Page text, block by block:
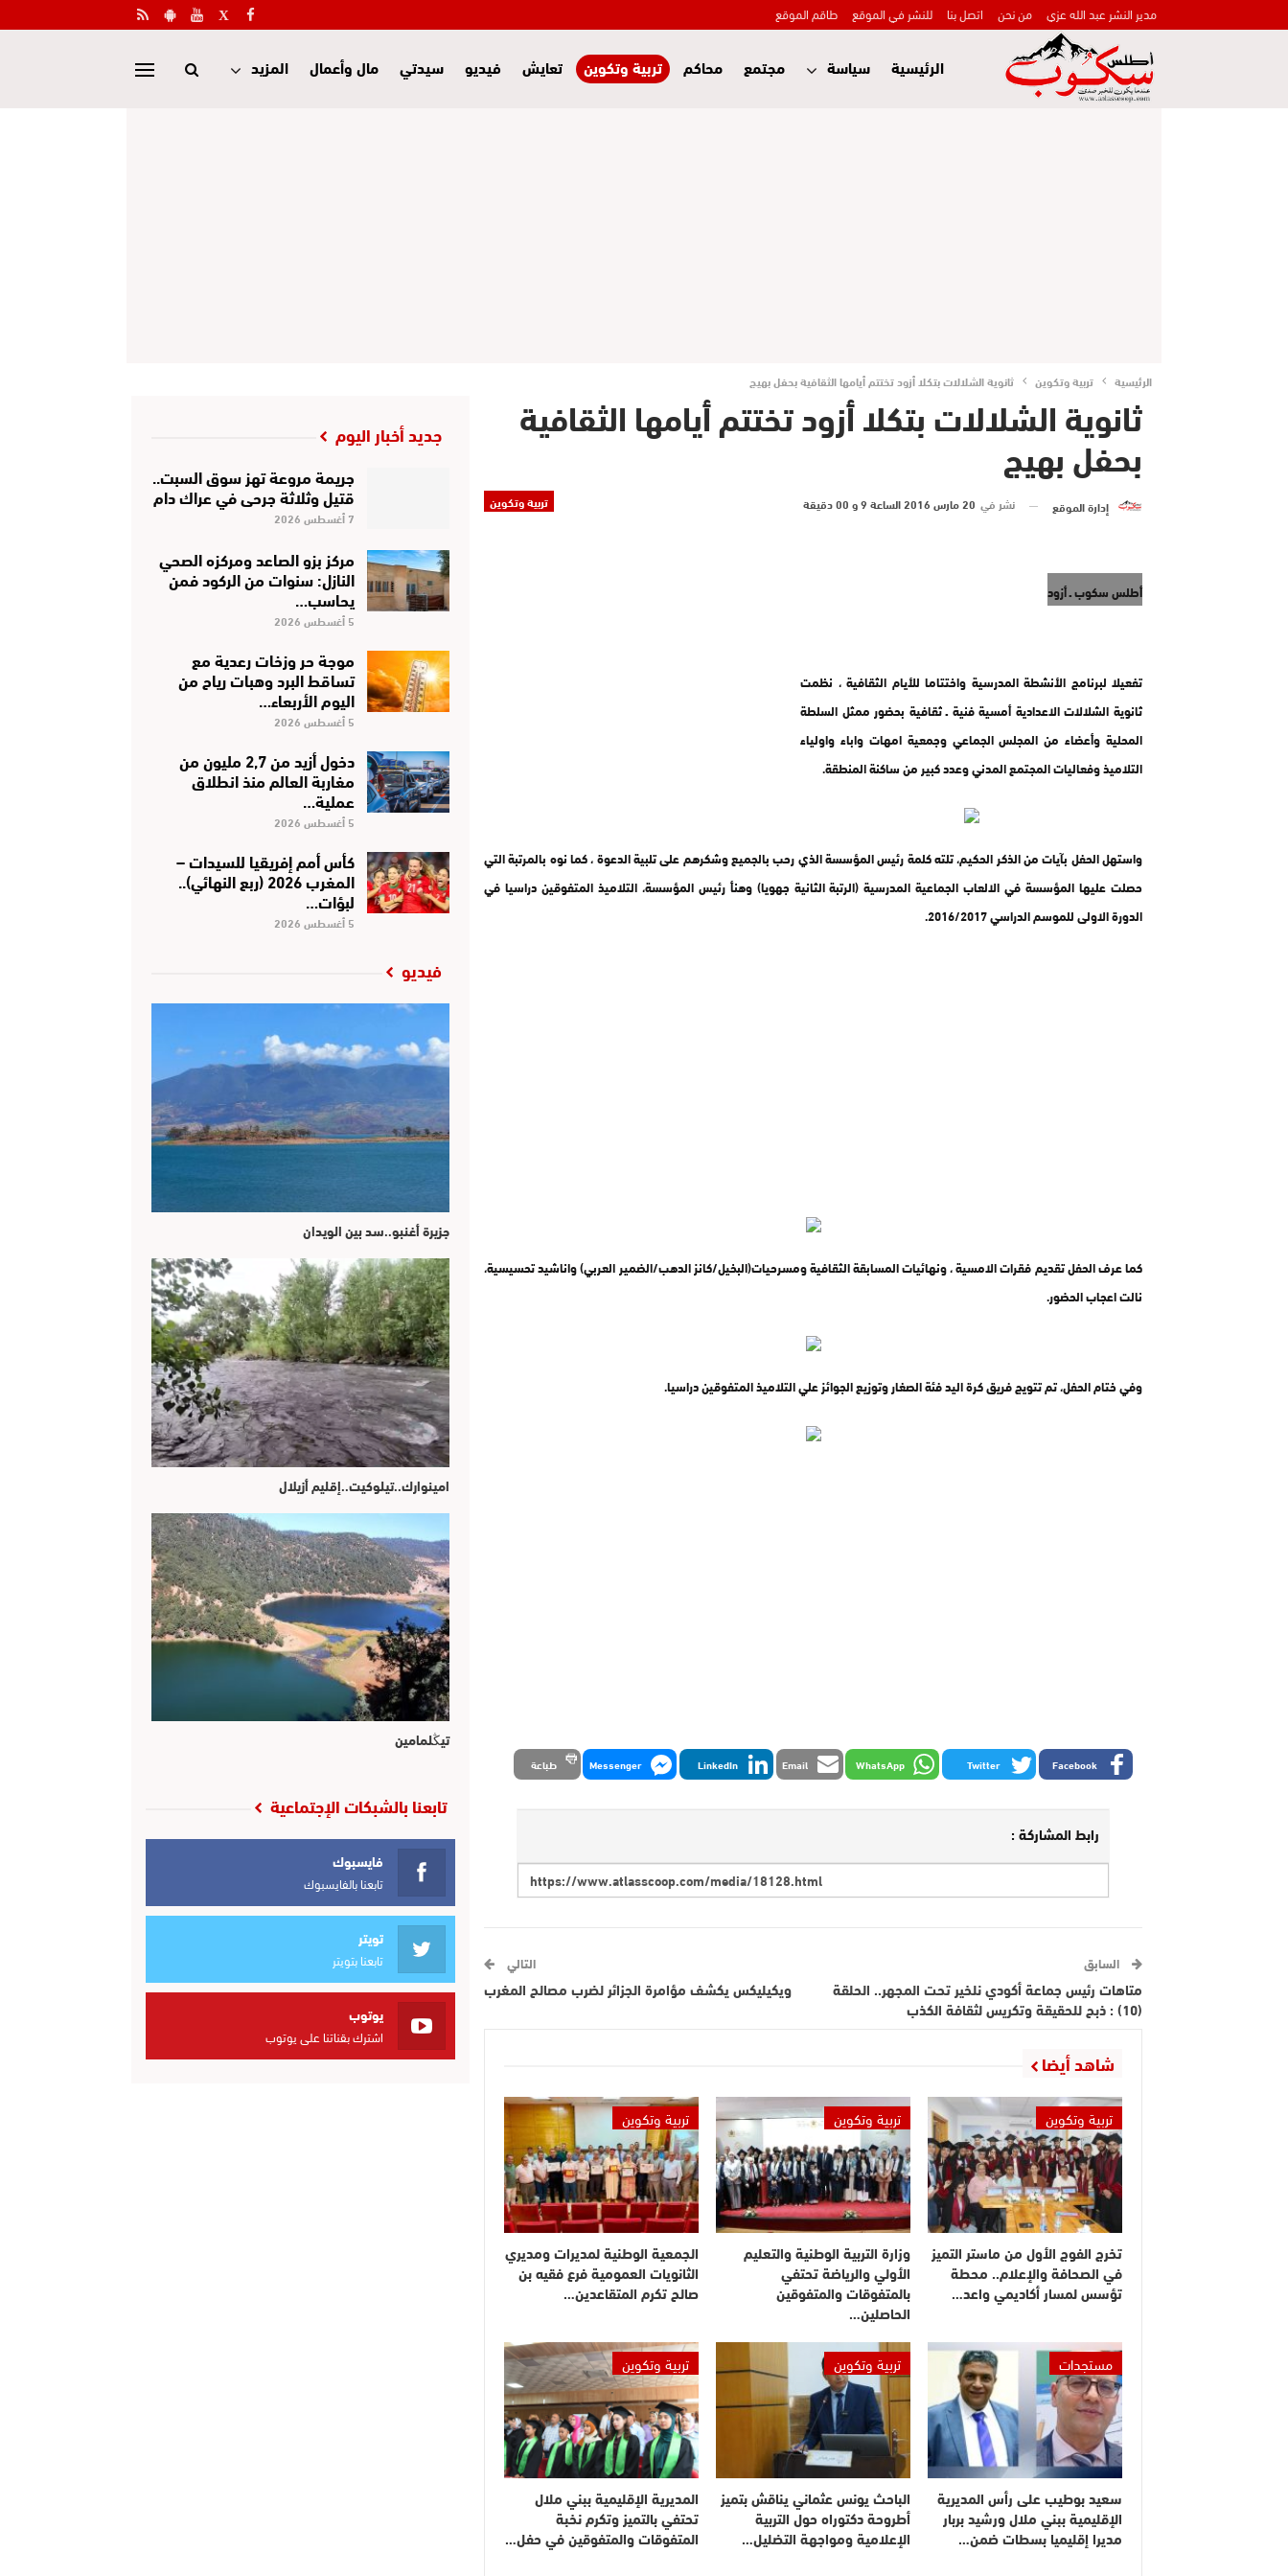
مدير النشر عبد الله عزي من نحن اتصل بنا للنشر في الموقع طاقم الموقع
الرئيسية سياسة مجتمع محاكم تربية وتكوين تعايش فيديو سيدتي مال وأعمال المزيد
الرئيسية تربية وتكوين ثانوية الشلالات بتكلا أزود تختتم أيامها الثقافية بحفل بهيج
ثانوية الشلالات بتكلا أزود تختتم أيامها الثقافية
بحفل بهيج
تربية وتكوين إدارة الموقع نشر في 20 مارس 2016 الساعة 9 و 00 دقيقة
أطلس سكوب ـ أزود
تفعيلا لبرنامج الأنشطة المدرسية واختتاما للأيام الثقافية ، نظمت
ثانوية الشلالات الاعدادية أمسية فنية ـ ثقافية بحضور ممثل السلطة
المحلية وأعضاء من المجلس الجماعي وجمعية امهات واباء واولياء
التلاميذ وفعاليات المجتمع المدني وعدد كبير من ساكنة المنطقة.
واستهل الحفل بآيات من الذكر الحكيم، تلته كلمة رئيس المؤسسة الذي رحب بالجميع وشكرهم على تلبية الدعوة ، كما نوه بالمرتبة التي
حصلت عليها المؤسسة في الالعاب الجماعية المدرسية (الرتبة الثانية جهويا) وهنأ رئيس المؤسسة، التلاميذ المتفوقين دراسيا في
الدورة الاولى للموسم الدراسي 2016/2017.
كما عرف الحفل تقديم فقرات الامسية ، ونهائيات المسابقة الثقافية ومسرحيات(البخيل/كانز الدهب/الضمير العربي) واناشيد تحسيسية،
نالت اعجاب الحضور.
وفي ختام الحفل، تم تتويج فريق كرة اليد فئة الصغار وتوزيع الجوائز علي التلاميذ المتفوقين دراسيا.
Facebook
Twitter
WhatsApp
Email
LinkedIn
Messenger طباعة
رابط المشاركة :
السابق
متاهات رئيس جماعة أكودي نلخير تحت المجهر.. الحلقة
(10) : ذبح للحقيقة وتكريس لثقافة الكذب
التالي
ويكيليكس يكشف مؤامرة الجزائر لضرب مصالح المغرب
شاهد أيضا
تربية وتكوين
تخرج الفوج الأول من ماستر التميز
في الصحافة والإعلام.. محطة
تؤسس لمسار أكاديمي واعد…
تربية وتكوين
وزارة التربية الوطنية والتعليم
الأولي والرياضة تحتفي
بالمتفوقات والمتفوقين
الحاصلين…
تربية وتكوين
الجمعية الوطنية لمديرات ومديري
الثانويات العمومية فرع فقيه بن
صالح تكرم المتقاعدين…
مستجدات
سعيد بوطيب على رأس المديرية
الإقليمية ببني ملال ورشيد بربار
مديرا إقليميا بسطات ضمن…
تربية وتكوين
الباحث يونس عثماني يناقش بتميز
أطروحة دكتوراه حول التربية
الإعلامية ومواجهة التضليل…
تربية وتكوين
المديرية الإقليمية ببني ملال
تحتفي بالتميز وتكرم نخبة
المتفوقات والمتفوقين في حفل…
جديد أخبار اليوم
جريمة مروعة تهز سوق السبت..
قتيل وثلاثة جرحى في عراك دام
7 أغسطس 2026
مركز بزو الصاعد ومركزه الصحي
النازل: سنوات من الركود فمن
يحاسب…
5 أغسطس 2026
موجة حر وزخات رعدية مع
تساقط البرد وهبات رياح من
اليوم الأربعاء…
5 أغسطس 2026
دخول أزيد من 2,7 مليون من
مغاربة العالم منذ انطلاق
عملية…
5 أغسطس 2026
كأس أمم إفريقيا للسيدات –
المغرب 2026 (ربع النهائي)..
لبؤات…
5 أغسطس 2026
فيديو
جزيرة أغنبو..سد بين الويدان
امينوارك..تيلوكيت..إقليم أزيلال
تيڭلمامين
تابعنا بالشبكات الإجتماعية
فايسبوك
تابعنا بالفايسبوك
تويتر
تابعنا بتويتر
يوتوب
اشترك بقناتنا على يوتوب